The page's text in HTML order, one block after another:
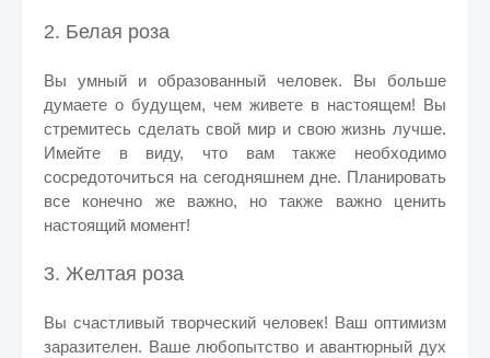
2. Белая роза
Вы умный и образованный человек. Вы больше
думаете о будущем, чем живете в настоящем! Вы
стремитесь сделать свой мир и свою жизнь лучше.
Имейте в виду, что вам также необходимо
сосредоточиться на сегодняшнем дне. Планировать
все конечно же важно, но также важно ценить
настоящий момент!
3. Желтая роза
Вы счастливый творческий человек! Ваш оптимизм
заразителен. Ваше любопытство и авантюрный дух